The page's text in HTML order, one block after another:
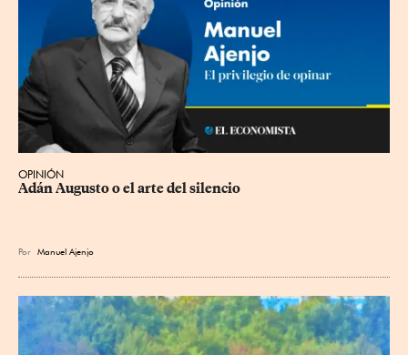
OPINIÓN
Adán Augusto o el arte del silencio
Por Manuel Ajenjo